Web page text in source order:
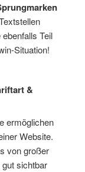
Teil
Situation!
&
ermöglichen
Website.
von großer
sichtbar